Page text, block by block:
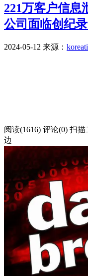
221万客户信息
公司面临创纪
2024-05-12 来源：
阅读(1616) 评论(0) 扫描
边